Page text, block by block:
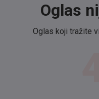
Oglas
Oglas koji tražite